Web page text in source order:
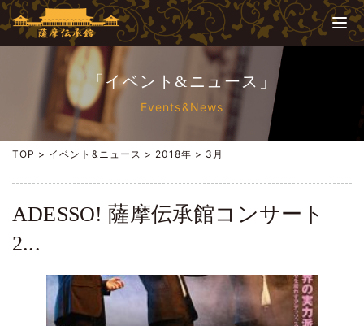
「イベント&ニュース」
Events&News
TOP > イベント&ニュース > 2018年 > 3月
ADESSO! 薩摩伝承館コンサート
2...